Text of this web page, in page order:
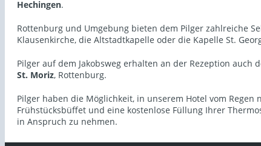
Hechingen.
Rottenburg und Umgebung bieten dem Pilger zahlreiche
Klausenkirche, die Altstadtkapelle oder die Kapelle St.
Pilger auf dem Jakobsweg erhalten an der Rezeption
St. Moriz, Rottenburg.
Pilger haben die Möglichkeit, in unserem Hotel vom Regen
Frühstücksbüffet und eine kostenlose Füllung Ihrer
in Anspruch zu nehmen.